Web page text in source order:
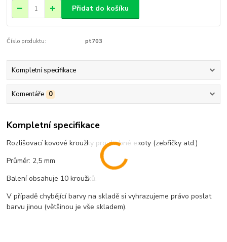
Přidat do košíku
Číslo produktu: pt703
Kompletní specifikace
Komentáře 0
Kompletní specifikace
Rozlišovací kovové kroužky pro drobné exoty (zebřičky atd.)
Průměr: 2,5 mm
Balení obsahuje 10 kroužků.
V případě chybějící barvy na skladě si vyhrazujeme právo poslat
barvu jinou (většinou je vše skladem).